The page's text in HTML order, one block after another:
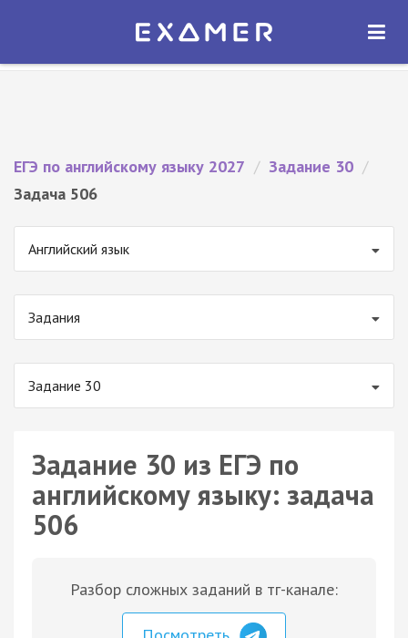
Экзамер — ЕГЭ 2027
ОТКРЫТЬ
ЕГЭ по английскому языку 2027 / Задание 30 /
Задача 506
Английский язык
Задания
Задание 30
Задание 30 из ЕГЭ по
английскому языку: задача
506
Разбор сложных заданий в тг-канале: